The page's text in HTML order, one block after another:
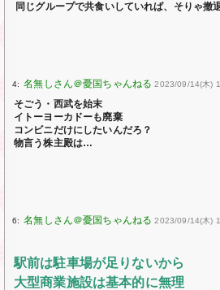
同じグループで共食いしていれば、そりゃ撤
4: 2023/09/14(木)
そごう・西武を始末
イトーヨーカドーも廃棄
コンビニだけにしたいんだろ？
物言う株主殿は…
6: 2023/09/14(木)
駅前は駐車場が足りないから
大型商業施設は基本的に無理